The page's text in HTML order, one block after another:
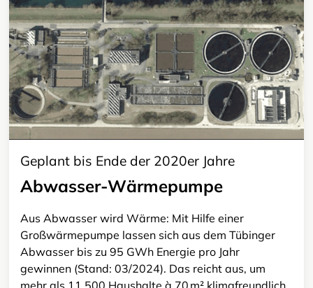
Geplant bis Ende der 2020er Jahre
Abwasser-Wärmepumpe
Aus Abwasser wird Wärme: Mit Hilfe einer
Großwärmepumpe lassen sich aus dem Tübinger
Abwasser bis zu 95 GWh Energie pro Jahr
gewinnen (Stand: 03/2024). Das reicht aus, um
mehr als 11.500 Haushalte à 70 m² klimafreundlich